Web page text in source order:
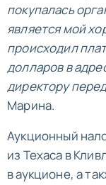
покупалась
является мой
происходил
долларов в
директору
Марина.
Аукционный
из Техаса в
в аукционе, а